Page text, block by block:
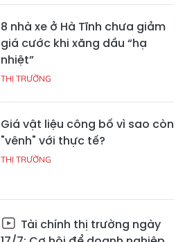
8 nhà xe ở Hà Tĩnh chưa giảm
giá cước khi xăng dầu “hạ
nhiệt”
THỊ TRƯỜNG
Giá vật liệu công bố vì sao còn
"vênh" với thực tế?
THỊ TRƯỜNG
Tài chính thị trường ngày